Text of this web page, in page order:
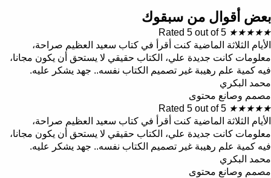
بعض أقوال من سبقوك
★
★
★
★
★
Rated 5 out of 5
الأيام الثلاثة الماضية كنت أقرأ في كتاب سعيد العظيم صراحة،
معلومات كانت جديدة علي، الكتاب حقيقي لا يستحق أن يكون مجانا،
فيه كمية علم رهيبة غير تصميم الكتاب نفسه.. جهد يشكر عليه.
محمد البكري
مصمم وصانع محتوى
★
★
★
★
★
Rated 5 out of 5
الأيام الثلاثة الماضية كنت أقرأ في كتاب سعيد العظيم صراحة،
معلومات كانت جديدة علي، الكتاب حقيقي لا يستحق أن يكون مجانا،
فيه كمية علم رهيبة غير تصميم الكتاب نفسه.. جهد يشكر عليه.
محمد البكري
مصمم وصانع محتوى